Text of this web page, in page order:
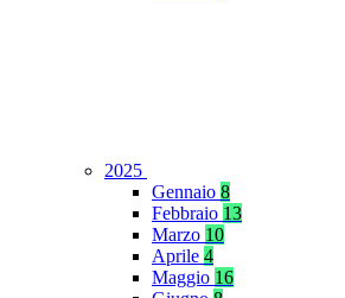
2025
Gennaio 8
Febbraio 13
Marzo 10
Aprile 4
Maggio 16